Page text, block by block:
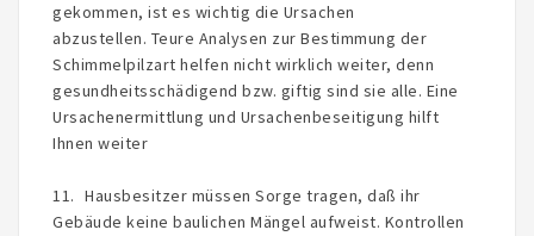
gekommen, ist es wichtig die Ursachen
abzustellen. Teure Analysen zur Bestimmung der
Schimmelpilzart helfen nicht wirklich weiter, denn
gesundheitsschädigend bzw. giftig sind sie alle. Eine
Ursachenermittlung und Ursachenbeseitigung hilft
Ihnen weiter
11. Hausbesitzer müssen Sorge tragen, daß ihr
Gebäude keine baulichen Mängel aufweist. Kontrollen